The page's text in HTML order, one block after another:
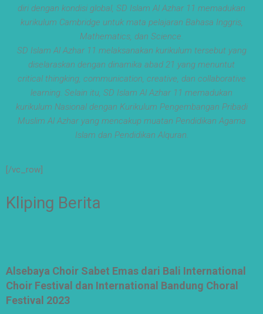
setiap langkah
menjadi ladang
kebaikan🌱
#SDIAIAzhar11Sura
#DiklatTakmir
#PemimpinMuda
#Berakhlak Mulia
#surabaya
#sekolah
#sekolahdasar
#sekolahsurabaya
diri dengan kondisi global, SD Islam Al Azhar 11 memadukan
kurikulum Cambridge untuk mata pelajaran Bahasa Inggris,
Mathematics, dan Science.
SD Islam Al Azhar 11 melaksanakan kurikulum tersebut yang
diselaraskan dengan dinamika abad 21 yang menuntut
critical thingking, communication, creative, dan collaborative
learning. Selain itu, SD Islam Al Azhar 11 memadukan
kurikulum Nasional dengan Kurikulum Pengembangan Pribadi
Muslim Al Azhar yang mencakup muatan Pendidikan Agama
Islam dan Pendidikan Alquran.
[/vc_row]
Kliping Berita
Alsebaya Choir Sabet Emas dari Bali International
Choir Festival dan International Bandung Choral
Festival 2023